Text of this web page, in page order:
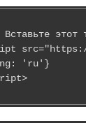
этот
'ru'}